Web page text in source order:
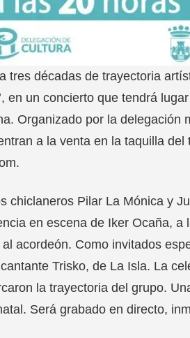
tres décadas de trayectoria
en un concierto que tendrá
Organizado por la delegación
a la venta en la taquilla
chiclaneros Pilar La Mónica y
en escena de Iker Ocaña,
acordeón. Como invitados
Trisko, de La Isla. La
la trayectoria del grupo.
Será grabado en directo,